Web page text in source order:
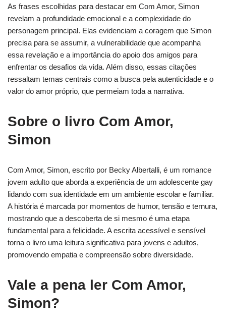
As frases escolhidas para destacar em Com Amor, Simon
revelam a profundidade emocional e a complexidade do
personagem principal. Elas evidenciam a coragem que Simon
precisa para se assumir, a vulnerabilidade que acompanha
essa revelação e a importância do apoio dos amigos para
enfrentar os desafios da vida. Além disso, essas citações
ressaltam temas centrais como a busca pela autenticidade e o
valor do amor próprio, que permeiam toda a narrativa.
Sobre o livro Com Amor,
Simon
Com Amor, Simon, escrito por Becky Albertalli, é um romance
jovem adulto que aborda a experiência de um adolescente gay
lidando com sua identidade em um ambiente escolar e familiar.
A história é marcada por momentos de humor, tensão e ternura,
mostrando que a descoberta de si mesmo é uma etapa
fundamental para a felicidade. A escrita acessível e sensível
torna o livro uma leitura significativa para jovens e adultos,
promovendo empatia e compreensão sobre diversidade.
Vale a pena ler Com Amor,
Simon?